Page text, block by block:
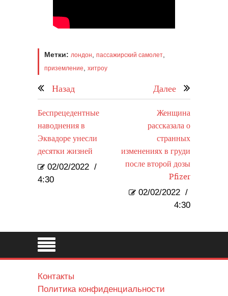
Метки: лондон пассажирский самолет
приземление хитроу
Назад Далее
Беспрецедентные
наводнения в
Эквадоре унесли
десятки жизней
02/02/2022 /
4:30
Женщина
рассказала о
странных
изменениях в груди
после второй дозы
Pfizer
02/02/2022 /
4:30
Контакты
Политика конфиденциальности